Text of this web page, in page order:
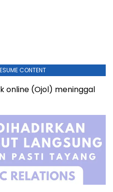
CONTENT
online (Ojol) meninggal